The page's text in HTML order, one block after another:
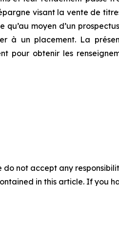
visant la vente de
moyen d’un
un placement. La
pour obtenir les
not accept any
in this article. If you